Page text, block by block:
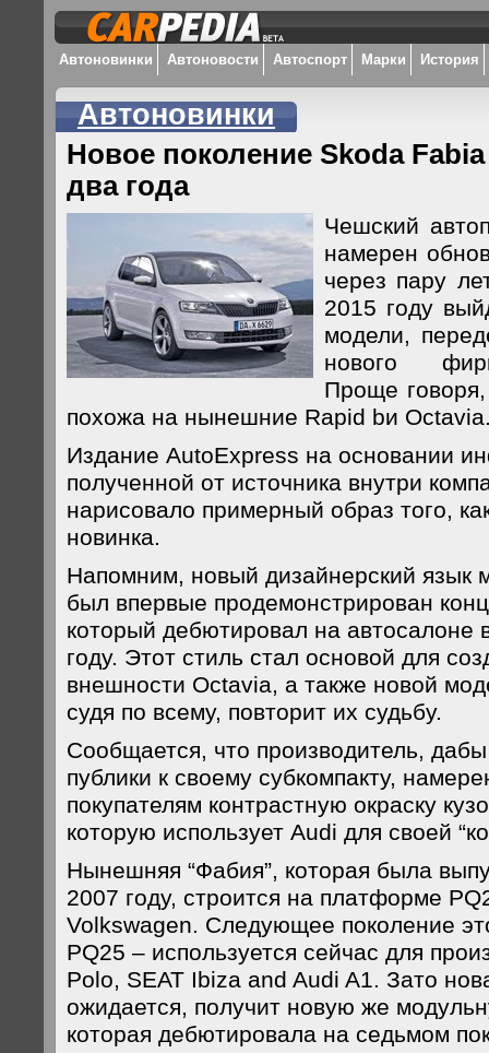
Автоновинки Автоновости Автоспорт Марки История
Автоновинки
Новое поколение Skoda
два года
Чешский
намерен
через пару
2015 году
модели,
нового
Проще говоря,
похожа на нынешние Rapid bи
Издание AutoExpress на основании
полученной от источника внутри
нарисовало примерный образ того,
новинка.
Напомним, новый дизайнерский язык
был впервые продемонстрирован
который дебютировал на
году. Этот стиль стал основой для
внешности Octavia, а также новой
судя по всему, повторит их судьбу.
Сообщается, что производитель,
публики к своему субкомпакту,
покупателям контрастную окраску
которую использует Audi для своей
Нынешняя “Фабия”, которая была
2007 году, строится на платформе
Volkswagen. Следующее поколение
PQ25 – используется сейчас для
Polo, SEAT Ibiza and Audi A1. Зато
ожидается, получит новую же
которая дебютировала на седьмом